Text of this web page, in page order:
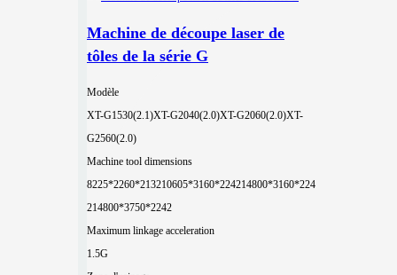
Machine de découpe laser de
tôles de la série G
Modèle
XT-G1530(2.1)XT-G2040(2.0)XT-G2060(2.0)XT-
G2560(2.0)
Machine tool dimensions
8225*2260*213210605*3160*224214800*3160*224
214800*3750*2242
Maximum linkage acceleration
1.5G